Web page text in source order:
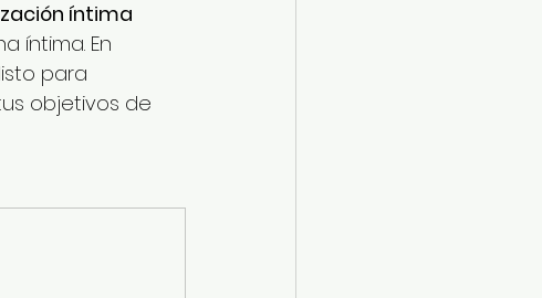
íntima
íntima. En
para
objetivos de